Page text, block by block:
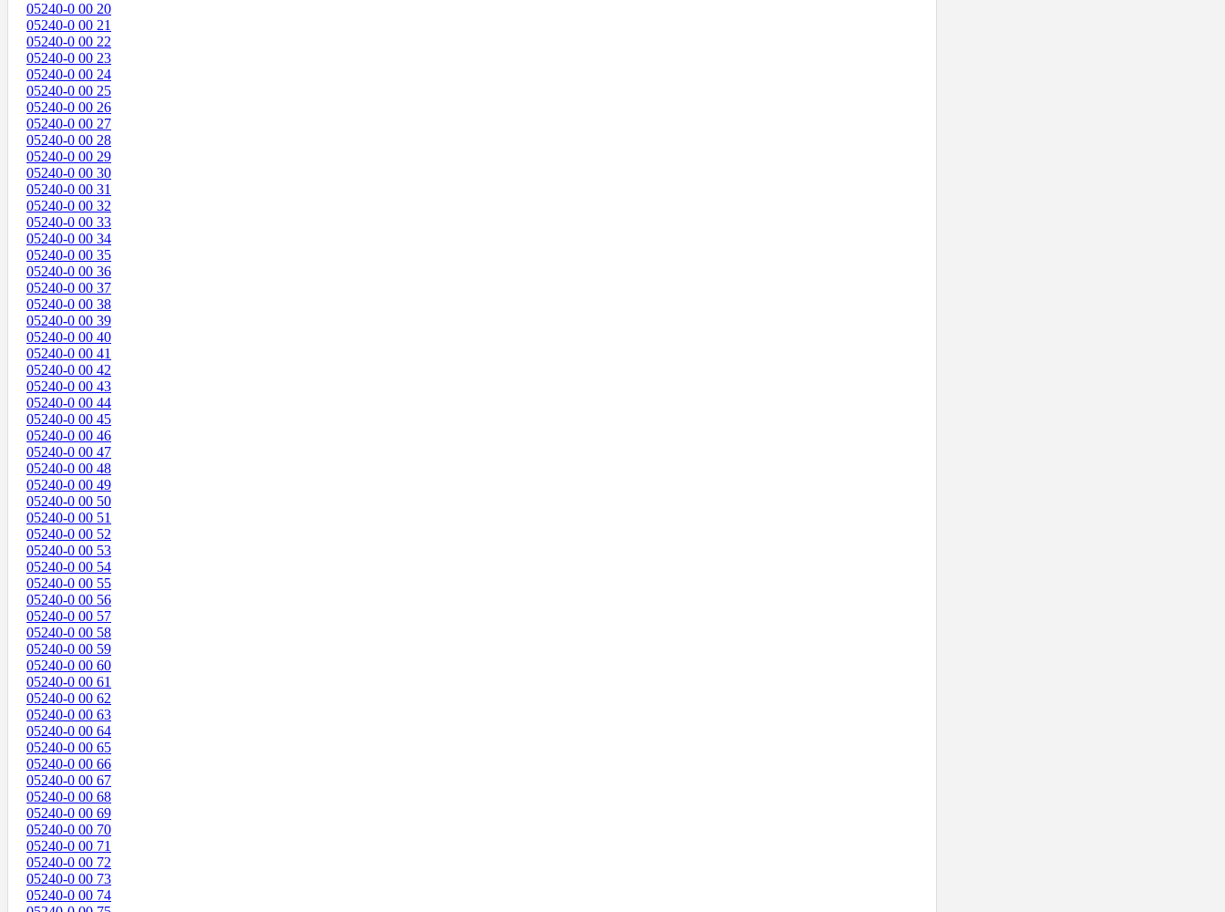
05240-0 00 20
05240-0 00 21
05240-0 00 22
05240-0 00 23
05240-0 00 24
05240-0 00 25
05240-0 00 26
05240-0 00 27
05240-0 00 28
05240-0 00 29
05240-0 00 30
05240-0 00 31
05240-0 00 32
05240-0 00 33
05240-0 00 34
05240-0 00 35
05240-0 00 36
05240-0 00 37
05240-0 00 38
05240-0 00 39
05240-0 00 40
05240-0 00 41
05240-0 00 42
05240-0 00 43
05240-0 00 44
05240-0 00 45
05240-0 00 46
05240-0 00 47
05240-0 00 48
05240-0 00 49
05240-0 00 50
05240-0 00 51
05240-0 00 52
05240-0 00 53
05240-0 00 54
05240-0 00 55
05240-0 00 56
05240-0 00 57
05240-0 00 58
05240-0 00 59
05240-0 00 60
05240-0 00 61
05240-0 00 62
05240-0 00 63
05240-0 00 64
05240-0 00 65
05240-0 00 66
05240-0 00 67
05240-0 00 68
05240-0 00 69
05240-0 00 70
05240-0 00 71
05240-0 00 72
05240-0 00 73
05240-0 00 74